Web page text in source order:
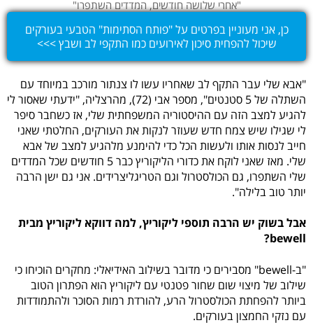
"אחרי שלושה חודשים, המדדים השתפרו"
כן, אני מעוניין בפרטים על "פותח הסתימות" הטבעי בעורקים
שיכול להפחית סיכון לאירועים כמו התקפי לב ושבץ >>>
"אבא שלי עבר התקף לב שאחריו עשו לו צנתור מורכב במיוחד עם
השתלה של 5 סטנטים", מספר אבי (72), מהרצליה, "ידעתי שאסור לי
להגיע למצב הזה עם ההיסטוריה המשפחתית שלי, אז כשחבר סיפר
לי שגילו שיש צמח חדש שעוזר לנקות את העורקים, החלטתי שאני
חייב לנסות אותו ולעשות הכל כדי להימנע מלהגיע למצב של אבא
שלי. מאז שאני לוקח את כדורי הליקוריץ כבר 5 חודשים שכל המדדים
שלי השתפרו, גם הכולסטרול וגם הטריגליצרידים. אני גם ישן הרבה
יותר טוב בלילה".
אבל בשוק יש הרבה תוספי ליקוריץ, למה דווקא ליקוריץ מבית
bewell?
"ב-bewell" מסבירים כי מדובר בשילוב האידיאלי: מחקרים הוכיחו כי
שילוב של מיצוי שום שחור פטנטי עם ליקוריץ הוא הפתרון הטוב
ביותר להפחתת הכולסטרול הרע, להורדת רמות הסוכר ולהתמודדות
עם נזקי החמצון בעורקים.